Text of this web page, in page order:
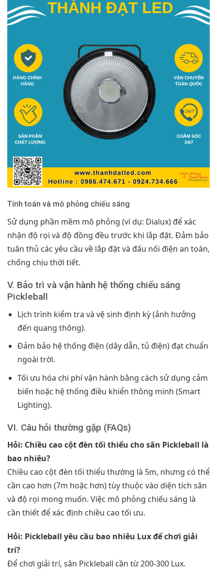
Tính toán và mô phỏng chiếu sáng
Sử dụng phần mềm mô phỏng (ví dụ: Dialux) để xác
nhận độ rọi và độ đồng đều trước khi lắp đặt. Đảm bảo
tuân thủ các yêu cầu về lắp đặt và đấu nối điện an toàn,
chống chịu thời tiết.
V. Bảo trì và vận hành hệ thống chiếu sáng
Pickleball
Lịch trình kiểm tra và vệ sinh định kỳ (ảnh hưởng
đến quang thông).
Đảm bảo hệ thống điện (dây dẫn, tủ điện) đạt chuẩn
ngoài trời.
Tối ưu hóa chi phí vận hành bằng cách sử dụng cảm
biến hoặc hệ thống điều khiển thông minh (Smart
Lighting).
VI. Câu hỏi thường gặp (FAQs)
Hỏi: Chiều cao cột đèn tối thiểu cho sân Pickleball là
bao nhiêu?
Chiều cao cột đèn tối thiểu thường là 5m, nhưng có thể
cần cao hơn (7m hoặc hơn) tùy thuộc vào diện tích sân
và độ rọi mong muốn. Việc mô phỏng chiếu sáng là
cần thiết để xác định chiều cao tối ưu.
Hỏi: Pickleball yêu cầu bao nhiêu Lux để chơi giải
trí?
Để chơi giải trí, sân Pickleball cần từ 200-300 Lux.